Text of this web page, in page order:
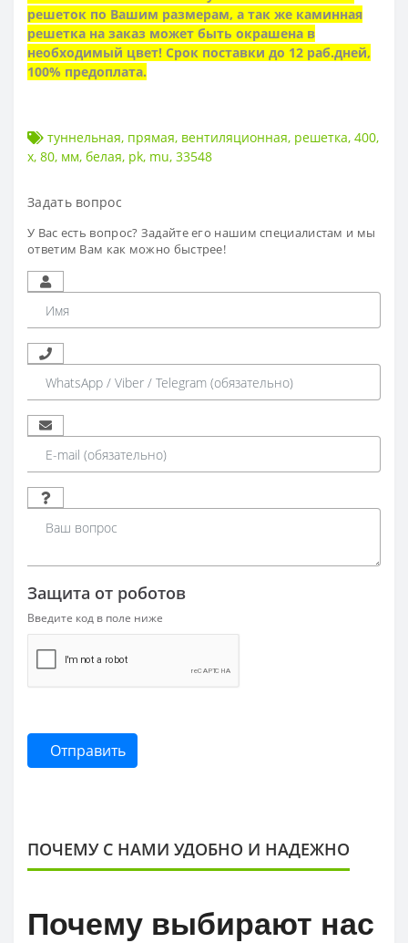
решеток по Вашим размерам, а так же каминная
решетка на заказ может быть окрашена в
необходимый цвет! Срок поставки до 12 раб.дней,
100% предоплата.
туннельная, прямая, вентиляционная, решетка, 400,
х, 80, мм, белая, pk, mu, 33548
Задать вопрос
У Вас есть вопрос? Задайте его нашим специалистам и мы
ответим Вам как можно быстрее!
Защита от роботов
Введите код в поле ниже
Отправить
ПОЧЕМУ С НАМИ УДОБНО И НАДЕЖНО
Почему выбирают нас